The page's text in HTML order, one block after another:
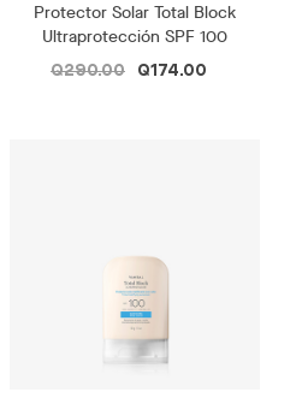
Protector Solar Total Block
Ultraprotección SPF 100
Q290.00 Q174.00